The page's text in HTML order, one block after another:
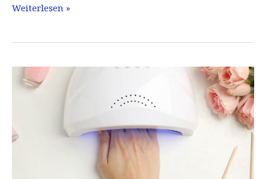
Skægbalsam
Weiterlesen »